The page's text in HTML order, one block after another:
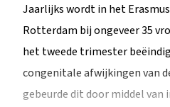
Jaarlijks wordt in het
Rotterdam bij ongeveer 35
het tweede trimester
congenitale afwijkingen van
gebeurde dit door middel van